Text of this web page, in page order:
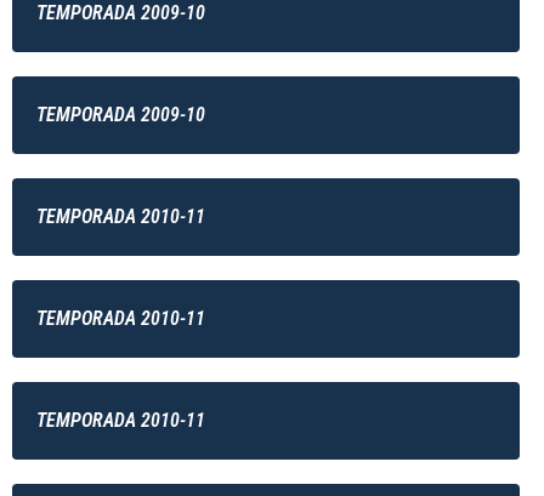
TEMPORADA 2009-10
TEMPORADA 2009-10
TEMPORADA 2010-11
TEMPORADA 2010-11
TEMPORADA 2010-11